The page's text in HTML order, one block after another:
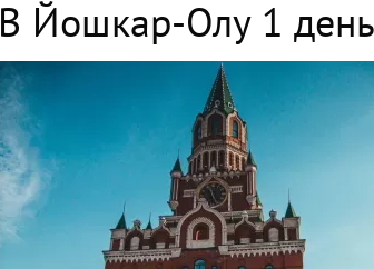
В Йошкар-Олу 1 день